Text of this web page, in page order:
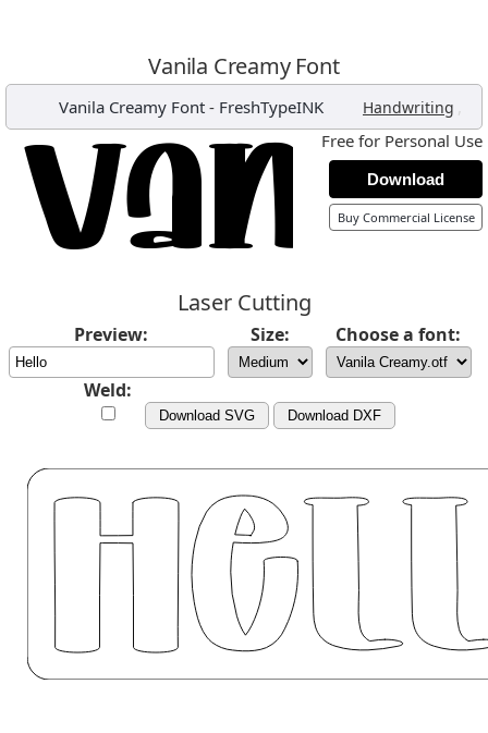
Vanila Creamy Font
Vanila Creamy Font - FreshTypeINK Handwriting ,
Free for Personal Use
Download
Buy Commercial License
Laser Cutting
Preview: Size: Choose a font:
Weld:
Download SVG Download DXF